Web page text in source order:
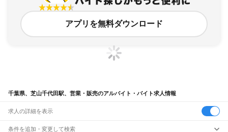
アプリを無料ダウンロード
千葉県、芝山千代田駅、営業・販売のアルバイト・バイト求人情報
求人の詳細を表示
条件を追加・変更して検索